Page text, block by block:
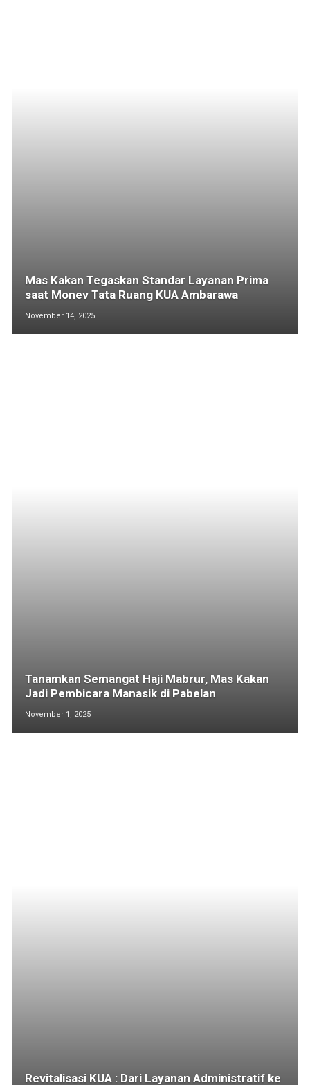
Mas Kakan Tegaskan Standar Layanan Prima
saat Monev Tata Ruang KUA Ambarawa
November 14, 2025
Tanamkan Semangat Haji Mabrur, Mas Kakan
Jadi Pembicara Manasik di Pabelan
November 1, 2025
Revitalisasi KUA : Dari Layanan Administratif ke